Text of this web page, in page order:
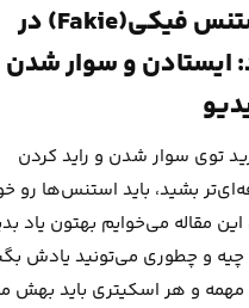
آموزش استنس فیکی(Fakie) در
ایستادن و سوار شدن
توی سوار شدن و راید کردن
بشید، باید استنس‌ها رو
مقاله می‌خوایم بهتون یاد
و چطوری می‌تونید یادش
و هر اسکیتری باید بهش